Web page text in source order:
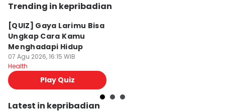
Trending in kepribadian
[QUIZ] Gaya Larimu Bisa
Ungkap Cara Kamu
Menghadapi Hidup
07 Agu 2026, 16:15 WIB
Health
Play Quiz
Latest in kepribadian